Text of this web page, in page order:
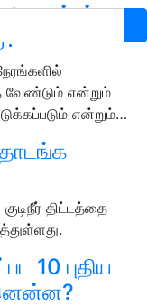
அமைச்சர்
வேண்டும் என்றும்
என்றும்…
திட்டத்தை
10 புதிய